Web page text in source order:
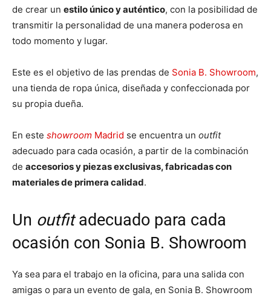
de crear un estilo único y auténtico, con la posibilidad de
transmitir la personalidad de una manera poderosa en
todo momento y lugar.
Este es el objetivo de las prendas de Sonia B. Showroom,
una tienda de ropa única, diseñada y confeccionada por
su propia dueña.
En este showroom Madrid se encuentra un outfit
adecuado para cada ocasión, a partir de la combinación
de accesorios y piezas exclusivas, fabricadas con
materiales de primera calidad.
Un outfitadecuado para cada
ocasión con Sonia B. Showroom
Ya sea para el trabajo en la oficina, para una salida con
amigas o para un evento de gala, en Sonia B. Showroom